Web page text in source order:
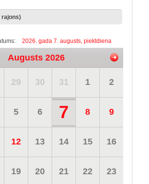
2026. gada 7. augusts, piektdiena
Augusts 2026
29 30 31 1 2
5 6 7 8 9
12 13 14 15 16
19 20 21 22 23